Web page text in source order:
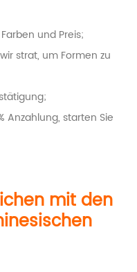
und Preis;
strat, um Formen zu
Anzahlung, starten Sie
mit den